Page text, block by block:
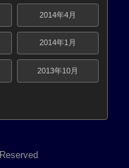
2014年4月
2014年1月
2013年10月